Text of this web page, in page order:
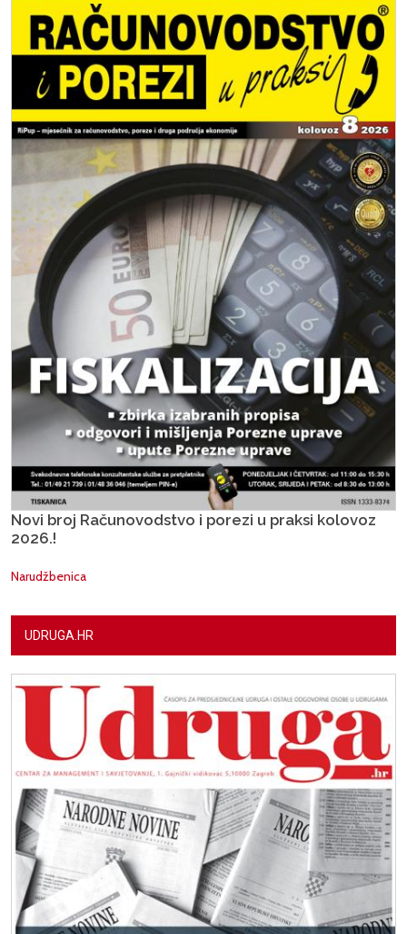
Novi broj Računovodstvo i porezi u praksi kolovoz
2026.!
Narudžbenica
UDRUGA.HR